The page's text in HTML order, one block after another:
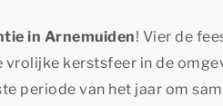
in Arnemuiden! Vier de
kerstsfeer in de
periode van het jaar om